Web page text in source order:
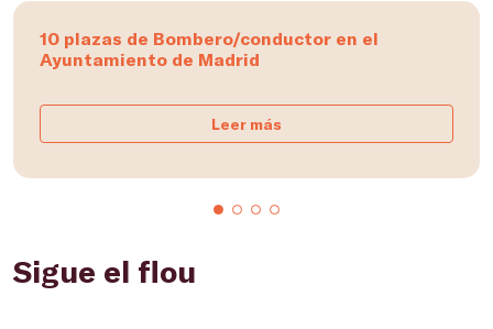
10 plazas de Bombero/conductor en el
Ayuntamiento de Madrid
Leer más
Sigue el flou